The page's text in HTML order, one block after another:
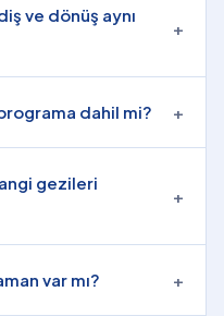
ve dönüş aynı
+
dahil mi? +
gezileri
+
var mı? +